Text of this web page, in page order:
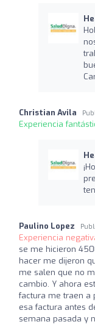
Christian Avila
Experiencia
Paulino Lopez
Experiencia
se me hicieron
hacer me dijeron
me salen que no
cambio. Y ahora
factura me traen a
esa factura antes
semana pasada y